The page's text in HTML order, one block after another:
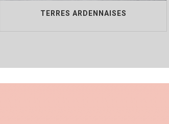
TERRES ARDENNAISES